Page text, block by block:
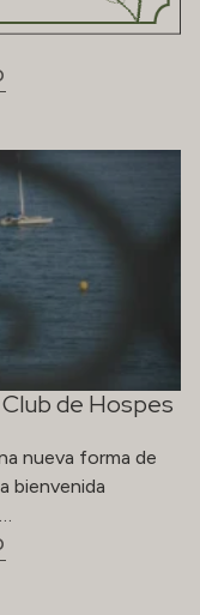
de Hospes
nueva forma de
bienvenida